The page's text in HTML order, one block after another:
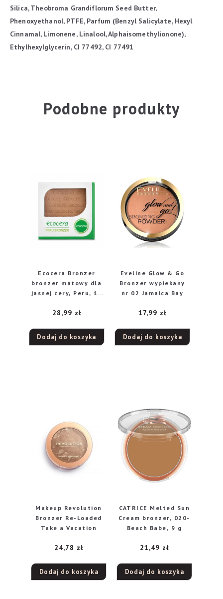
Silica, Theobroma Grandiflorum Seed Butter,
Phenoxyethanol, PTFE, Parfum (Benzyl Salicylate, Hexyl
Cinnamal, Limonene, Linalool, Alphaisomethylionone),
Ethylhexylglycerin, CI 77492, CI 77491
Podobne produkty
Ecocera Bronzer
bronzer matowy dla
jasnej cery, Peru, 10
28,99 zł
Dodaj do koszyka
Eveline Glow & Go
Bronzer wypiekany
nr 02 Jamaica Bay
17,99 zł
Dodaj do koszyka
Makeup Revolution
Bronzer Re-Loaded
Take a Vacation
24,78 zł
Dodaj do koszyka
CATRICE Melted Sun
Cream bronzer, 020-
Beach Babe, 9 g
21,49 zł
Dodaj do koszyka